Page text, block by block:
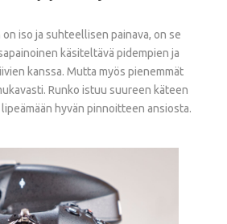
iso ja suhteellisen painava, on se
käsiteltävä pidempien ja
kanssa. Mutta myös pienemmät
Runko istuu suureen käteen
hyvän pinnoitteen ansiosta.